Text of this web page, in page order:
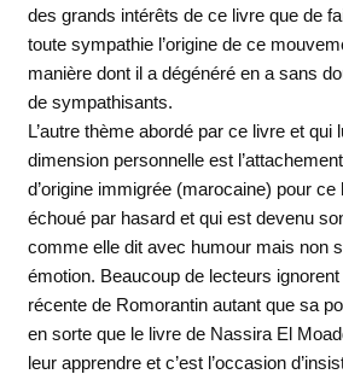
des grands intérêts de ce livre que de
toute sympathie l’origine de ce
manière dont il a dégénéré en a sans
de sympathisants.
L’autre thème abordé par ce livre et qui
dimension personnelle est
d’origine immigrée (marocaine) pour ce
échoué par hasard et qui est devenu
comme elle dit avec humour mais non
émotion. Beaucoup de lecteurs ignorent
récente de Romorantin autant que sa
en sorte que le livre de Nassira El
leur apprendre et c’est l’occasion